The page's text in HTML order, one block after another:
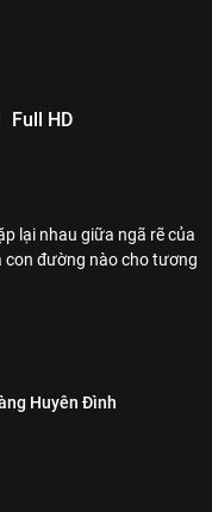
Full HD
lại nhau giữa ngã rẽ của
con đường nào cho tương
Huyên Đình